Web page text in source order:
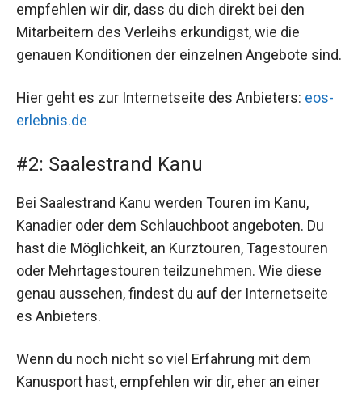
empfehlen wir dir, dass du dich direkt bei den
Mitarbeitern des Verleihs erkundigst, wie die
genauen Konditionen der einzelnen Angebote sind.
Hier geht es zur Internetseite des Anbieters: eos-
erlebnis.de
#2: Saalestrand Kanu
Bei Saalestrand Kanu werden Touren im Kanu,
Kanadier oder dem Schlauchboot angeboten. Du
hast die Möglichkeit, an Kurztouren, Tagestouren
oder Mehrtagestouren teilzunehmen. Wie diese
genau aussehen, findest du auf der Internetseite
es Anbieters.
Wenn du noch nicht so viel Erfahrung mit dem
Kanusport hast, empfehlen wir dir, eher an einer